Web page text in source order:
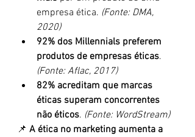
empresa ética. (Fonte: DMA,
2020)
92% dos Millennials preferem
produtos de empresas éticas.
(Fonte: Aflac, 2017)
82% acreditam que marcas
éticas superam concorrentes
não éticos. (Fonte: WordStream)
📌 A ética no marketing aumenta a